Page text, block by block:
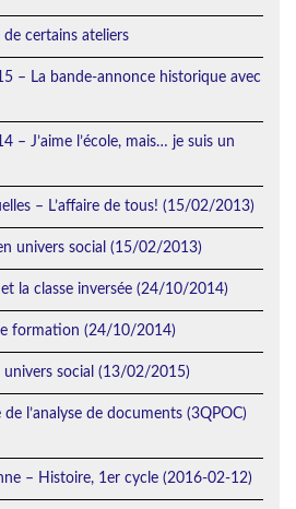
certains ateliers
– La bande-annonce historique avec
– J’aime l’école, mais… je suis un
– L’affaire de tous! (15/02/2013)
univers social (15/02/2013)
et la classe inversée (24/10/2014)
formation (24/10/2014)
univers social (13/02/2015)
de l’analyse de documents (3QPOC)
– Histoire, 1er cycle (2016-02-12)